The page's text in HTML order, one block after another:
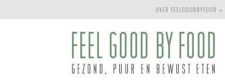
OVER FEELGOODBYFOOD